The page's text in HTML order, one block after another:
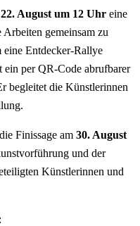
22. August um 12 Uhr eine
gemeinsam zu
eine Entdecker-Rallye
per QR-Code abrufbarer
begleitet die Künstlerinnen
Finissage am 30. August
und der
Künstlerinnen und